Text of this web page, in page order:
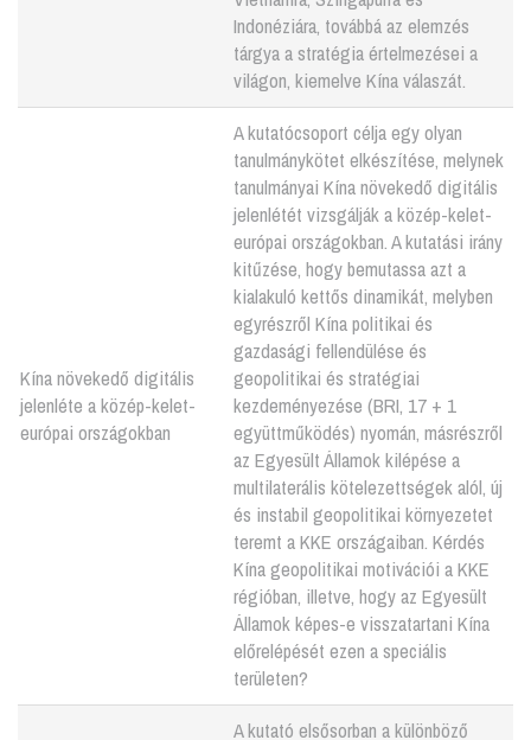
Indonéziára, továbbá az elemzés
tárgya a stratégia értelmezései a
világon, kiemelve Kína válaszát.
Kína növekedő digitális
jelenléte a közép-kelet-
európai országokban
A kutatócsoport célja egy olyan
tanulmánykötet elkészítése, melynek
tanulmányai Kína növekedő digitális
jelenlétét vizsgálják a közép-kelet-
európai országokban. A kutatási irány
kitűzése, hogy bemutassa azt a
kialakuló kettős dinamikát, melyben
egyrészről Kína politikai és
gazdasági fellendülése és
geopolitikai és stratégiai
kezdeményezése (BRI, 17 + 1
együttműködés) nyomán, másrészről
az Egyesült Államok kilépése a
multilaterális kötelezettségek alól, új
és instabil geopolitikai környezetet
teremt a KKE országaiban. Kérdés
Kína geopolitikai motivációi a KKE
régióban, illetve, hogy az Egyesült
Államok képes-e visszatartani Kína
előrelépését ezen a speciális
területen?
A kutató elsősorban a különböző